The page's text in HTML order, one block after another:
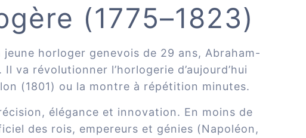
(1775–1823)
horloger genevois de 29 ans, Abraham-
va révolutionner l’horlogerie d’aujourd’hui
(1801) ou la montre à répétition minutes.
élégance et innovation. En moins de
des rois, empereurs et génies (Napoléon,